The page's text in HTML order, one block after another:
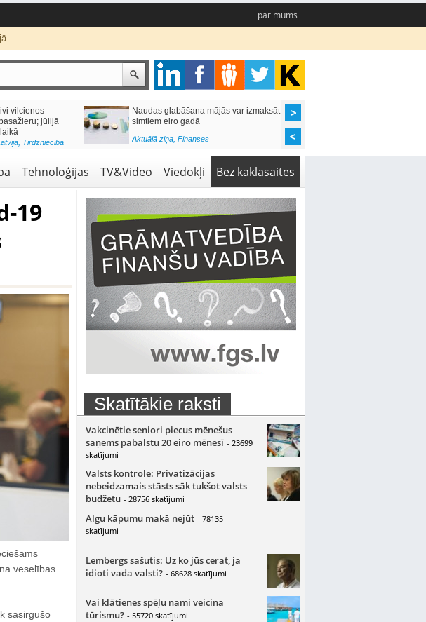
par mums
vilcienos
jūlijā
, Tirdzniecība
Naudas glabāšana mājās var izmaksāt
simtiem eiro gadā
Aktuālā ziņa, Finanses
Tehnoloģijas TV&Video Viedokļi Bez kaklasaites
19
veselības
sasirgušo
Skatītākie raksti
Vakcinētie seniori piecus mēnešus
saņems pabalstu 20 eiro mēnesī - 23699
skatījumi
Valsts kontrole: Privatizācijas
nebeidzamais stāsts sāk tukšot valsts
budžetu - 28756 skatījumi
Algu kāpumu makā nejūt - 78135
skatījumi
Lembergs sašutis: Uz ko jūs cerat, ja
idioti vada valsti? - 68628 skatījumi
Vai klātienes spēļu nami veicina
tūrismu? - 55720 skatījumi